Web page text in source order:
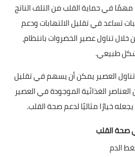
مهمًا في حماية القلب من التلف الناتج
تساعد في تقليل الالتهابات ودعم
تناول عصير الخضروات بانتظام،
طبيعي.
تناول العصير يمكن أن يسهم في تقليل
الغذائية الموجودة في العصير
خيارًا مثاليًا لدعم صحة القلب.
صحة القلب
الدم